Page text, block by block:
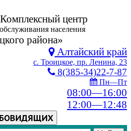
центр
населения
района»
Алтайский край
с. Троицкое, пр. Ленина, 23
8(385-34)22-7-87
Пн—Пт
08:00—16:00
12:00—12:48